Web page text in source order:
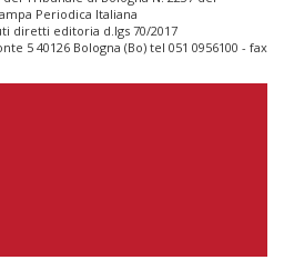
Periodica Italiana
diretti editoria d.lgs 70/2017
5 40126 Bologna (Bo) tel 051 0956100 - fax